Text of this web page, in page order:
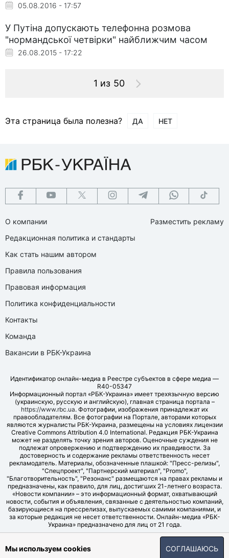
05.08.2016 - 17:57
У Путіна допускають телефонна розмова
"нормандської четвірки" найближчим часом
26.08.2015 - 17:22
1 из 50
Эта страница была полезна? ДА НЕТ
О компании
Редакционная политика и стандарты
Как стать нашим автором
Правила пользования
Правовая информация
Политика конфиденциальности
Контакты
Команда
Вакансии в РБК-Украина
Разместить рекламу
Идентификатор онлайн-медиа в Реестре субъектов в сфере медиа —
R40-05347
Информационный портал «РБК-Украина» имеет трехязычную версию
(украинскую, русскую и английскую), главная страница портала –
https://www.rbc.ua. Фотографии, изображения принадлежат их
правообладателям. Все фотографии на Портале, авторами которых
являются журналисты РБК-Украина, размещены на условиях лицензии
Creative Commons Attribution 4.0 International. Редакция РБК-Украина
может не разделять точку зрения авторов. Оценочные суждения не
подлежат опровержению и подтверждению их правдивости. За
достоверность и содержание рекламы ответственность несет
рекламодатель. Материалы, обозначенные плашкой: "Пресс-релизы",
"Спецпроект", "Партнерский материал", "Promo",
"Благотворительность", "Резонанс" размещаются на правах рекламы и
предназначены, как правило, для лиц, достигших 21-летнего возраста.
«Новости компании» – это информационный формат, охватывающий
новости, события и объявления, связанные с деятельностью компаний,
базирующиеся на прессрелизах, выпускаемых самими компаниями, и
за которые редакция не несет ответственности. Онлайн-медиа «РБК-
Украина» предназначено для лиц от 21 года.
© LLC "UBT MEDIA", 2006-2026.
Мы используем cookies СОГЛАШАЮСЬ